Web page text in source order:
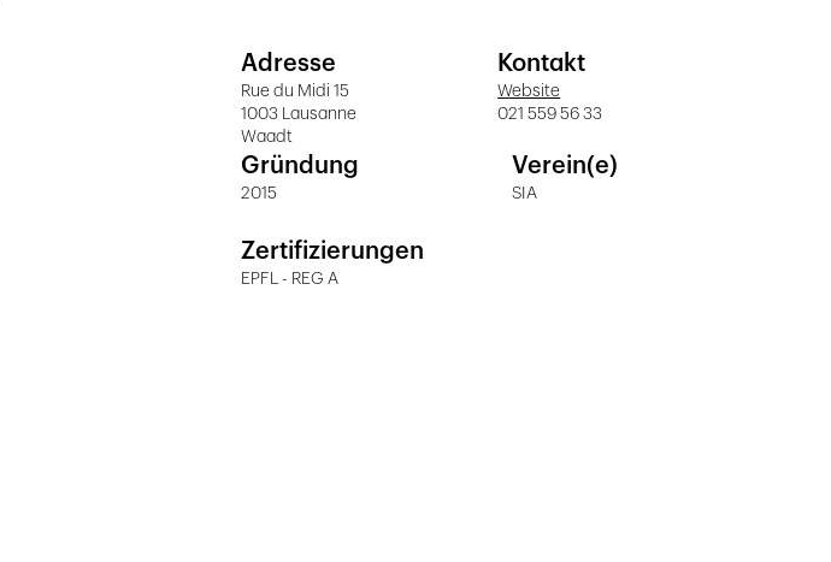
Adresse
Rue du Midi 15
1003 Lausanne
Waadt
Kontakt
Website
021 559 56 33
Gründung
2015
Verein(e)
SIA
Zertifizierungen
EPFL - REG A